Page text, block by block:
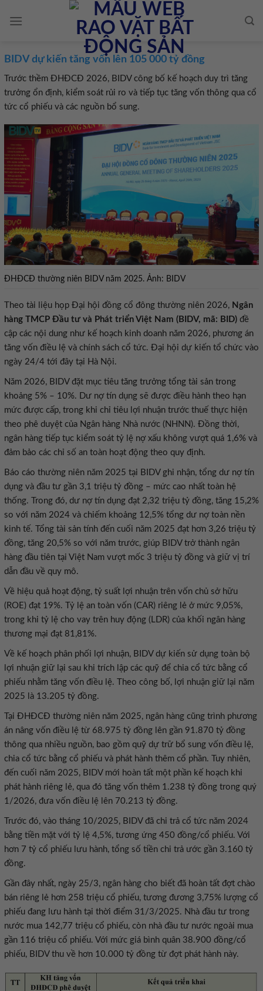
BIDV dự kiến tăng vốn lên 105 000 tỷ đồng
Trước thềm ĐHĐCĐ 2026, BIDV công bố kế hoạch duy trì tăng
trưởng ổn định, kiểm soát rủi ro và tiếp tục tăng vốn thông qua cổ
tức cổ phiếu và các nguồn bổ sung.
ĐHĐCĐ thường niên BIDV năm 2025. Ảnh: BIDV
Theo tài liệu họp Đại hội đồng cổ đông thường niên 2026, Ngân
hàng TMCP Đầu tư và Phát triển Việt Nam (BIDV, mã: BID) đề
cập các nội dung như kế hoạch kinh doanh năm 2026, phương án
tăng vốn điều lệ và chính sách cổ tức. Đại hội dự kiến tổ chức vào
ngày 24/4 tới đây tại Hà Nội.
Năm 2026, BIDV đặt mục tiêu tăng trưởng tổng tài sản trong
khoảng 5% – 10%. Dư nợ tín dụng sẽ được điều hành theo hạn
mức được cấp, trong khi chỉ tiêu lợi nhuận trước thuế thực hiện
theo phê duyệt của Ngân hàng Nhà nước (NHNN). Đồng thời,
ngân hàng tiếp tục kiểm soát tỷ lệ nợ xấu không vượt quá 1,6% và
đảm bảo các chỉ số an toàn hoạt động theo quy định.
Báo cáo thường niên năm 2025 tại BIDV ghi nhận, tổng dư nợ tín
dụng và đầu tư gần 3,1 triệu tỷ đồng – mức cao nhất toàn hệ
thống. Trong đó, dư nợ tín dụng đạt 2,32 triệu tỷ đồng, tăng 15,2%
so với năm 2024 và chiếm khoảng 12,5% tổng dư nợ toàn nền
kinh tế. Tổng tài sản tính đến cuối năm 2025 đạt hơn 3,26 triệu tỷ
đồng, tăng 20,5% so với năm trước, giúp BIDV trở thành ngân
hàng đầu tiên tại Việt Nam vượt mốc 3 triệu tỷ đồng và giữ vị trí
dẫn đầu về quy mô.
Về hiệu quả hoạt động, tỷ suất lợi nhuận trên vốn chủ sở hữu
(ROE) đạt 19%. Tỷ lệ an toàn vốn (CAR) riêng lẻ ở mức 9,05%,
trong khi tỷ lệ cho vay trên huy động (LDR) của khối ngân hàng
thương mại đạt 81,81%.
Về kế hoạch phân phối lợi nhuận, BIDV dự kiến sử dụng toàn bộ
lợi nhuận giữ lại sau khi trích lập các quỹ để chia cổ tức bằng cổ
phiếu nhằm tăng vốn điều lệ. Theo công bố, lợi nhuận giữ lại năm
2025 là 13.205 tỷ đồng.
Tại ĐHĐCĐ thường niên năm 2025, ngân hàng cũng trình phương
án nâng vốn điều lệ từ 68.975 tỷ đồng lên gần 91.870 tỷ đồng
thông qua nhiều nguồn, bao gồm quỹ dự trữ bổ sung vốn điều lệ,
chia cổ tức bằng cổ phiếu và phát hành thêm cổ phần. Tuy nhiên,
đến cuối năm 2025, BIDV mới hoàn tất một phần kế hoạch khi
phát hành riêng lẻ, qua đó tăng vốn thêm 1.238 tỷ đồng trong quý
1/2026, đưa vốn điều lệ lên 70.213 tỷ đồng.
Trước đó, vào tháng 10/2025, BIDV đã chi trả cổ tức năm 2024
bằng tiền mặt với tỷ lệ 4,5%, tương ứng 450 đồng/cổ phiếu. Với
hơn 7 tỷ cổ phiếu lưu hành, tổng số tiền chi trả ước gần 3.160 tỷ
đồng.
Gần đây nhất, ngày 25/3, ngân hàng cho biết đã hoàn tất đợt chào
bán riêng lẻ hơn 258 triệu cổ phiếu, tương đương 3,75% lượng cổ
phiếu đang lưu hành tại thời điểm 31/3/2025. Nhà đầu tư trong
nước mua 142,77 triệu cổ phiếu, còn nhà đầu tư nước ngoài mua
gần 116 triệu cổ phiếu. Với mức giá bình quân 38.900 đồng/cổ
phiếu, BIDV thu về hơn 10.000 tỷ đồng từ đợt phát hành này.